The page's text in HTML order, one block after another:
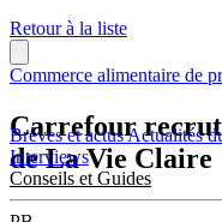
Brèves et actusActualités
Interviews
Conseils et Guides
Retour à la liste
Commerce alimentaire de
Carrefour
de La Vie Claire